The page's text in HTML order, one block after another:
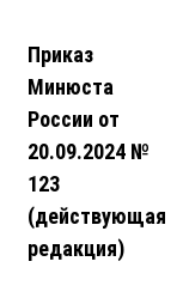
Приказ
Минюста
России от
20.09.2024 №
123
(действующая
редакция)